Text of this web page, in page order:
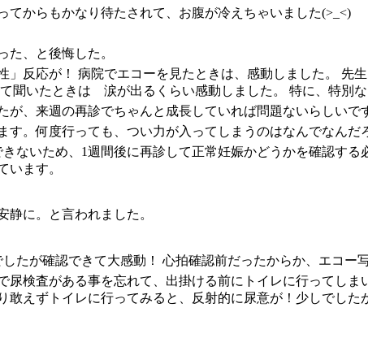
てからもかなり待たされて、お腹が冷えちゃいました(>_<)
た、と後悔した。
」反応が！ 病院でエコーを見たときは、感動しました。 先
聞いたときは 涙が出るくらい感動しました。 特に、特別
、来週の再診でちゃんと成長していれば問題ないらしいで
。何度行っても、つい力が入ってしまうのはなんでなんだ
ないため、1週間後に再診して正常妊娠かどうかを確認す
います。
に。と言われました。
たが確認できて大感動！ 心拍確認前だったからか、エコー
尿検査がある事を忘れて、出掛ける前にトイレに行ってし
敢えずトイレに行ってみると、反射的に尿意が！少しでし